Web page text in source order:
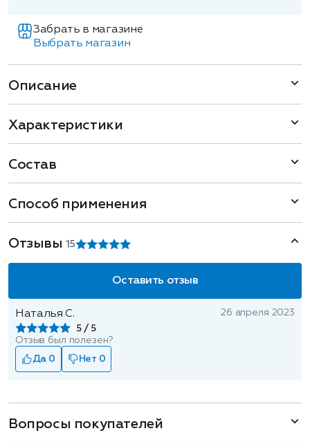
Забрать в магазине
Выбрать магазин
Описание
Характеристики
Состав
Способ применения
Отзывы1 5
Оставить отзыв
Наталья С.
5
26 апреля 2023
Отзыв был полезен?
Да 0
Нет 0
Вопросы покупателей